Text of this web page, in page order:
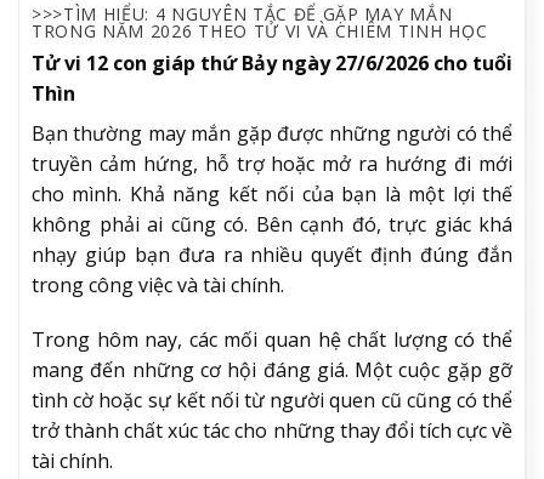
>>>TÌM HIỂU: 4 NGUYÊN TẮC ĐỂ GẶP MAY MẮN
TRONG NĂM 2026 THEO TỬ VI VÀ CHIÊM TINH HỌC
Tử vi 12 con giáp thứ Bảy ngày 27/6/2026 cho tuổi
Thìn
Bạn thường may mắn gặp được những người có thể
truyền cảm hứng, hỗ trợ hoặc mở ra hướng đi mới
cho mình. Khả năng kết nối của bạn là một lợi thế
không phải ai cũng có. Bên cạnh đó, trực giác khá
nhạy giúp bạn đưa ra nhiều quyết định đúng đắn
trong công việc và tài chính.
Trong hôm nay, các mối quan hệ chất lượng có thể
mang đến những cơ hội đáng giá. Một cuộc gặp gỡ
tình cờ hoặc sự kết nối từ người quen cũ cũng có thể
trở thành chất xúc tác cho những thay đổi tích cực về
tài chính.